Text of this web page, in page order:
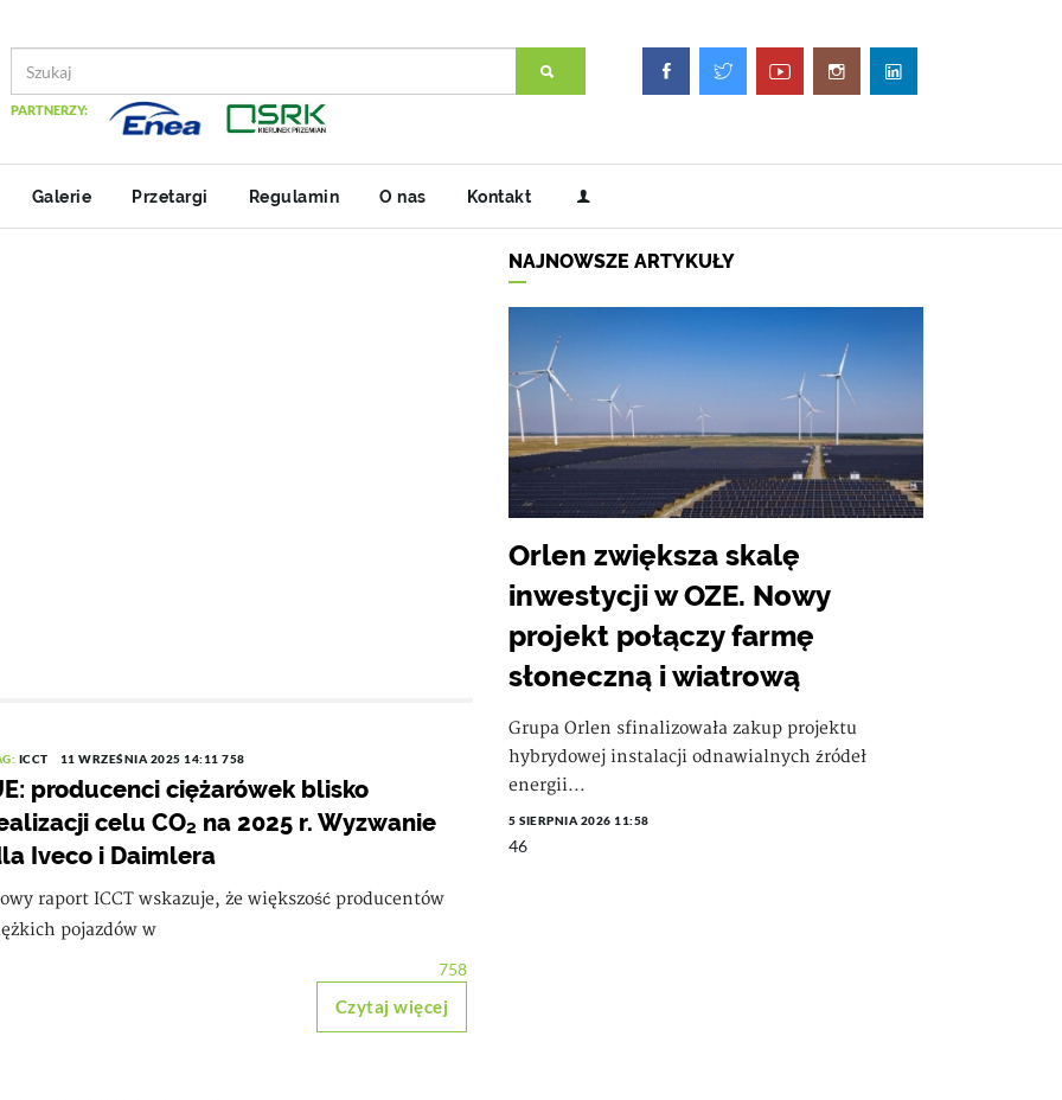
PARTNERZY:
Galerie Przetargi Regulamin O nas Kontakt
ICCT 11 WRZEŚNIA 2025 14:11 758
producenci ciężarówek blisko
celu CO₂ na 2025 r. Wyzwanie
Iveco i Daimlera
raport ICCT wskazuje, że większość producentów
pojazdów w
758
Czytaj więcej
NAJNOWSZE ARTYKUŁY
Orlen zwiększa skalę
inwestycji w OZE. Nowy
projekt połączy farmę
słoneczną i wiatrową
Grupa Orlen sfinalizowała zakup projektu
hybrydowej instalacji odnawialnych źródeł
energii...
5 SIERPNIA 2026 11:58
46